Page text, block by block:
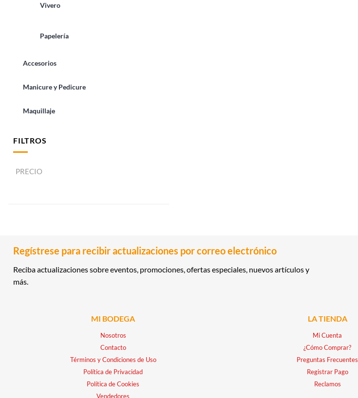
Vivero
Papelería
Accesorios
Manicure y Pedicure
Maquillaje
FILTROS
PRECIO
Regístrese para recibir actualizaciones por correo electrónico
Reciba actualizaciones sobre eventos, promociones, ofertas especiales, nuevos artículos y
más.
MI BODEGA
Nosotros
Contacto
Términos y Condiciones de Uso
Política de Privacidad
Política de Cookies
Vendedores
LA TIENDA
Mi Cuenta
¿Cómo Comprar?
Preguntas Frecuentes
Registrar Pago
Reclamos